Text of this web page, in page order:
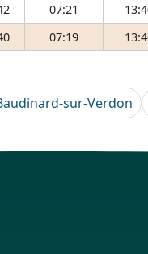
07:21
07:19
sur-Verdon